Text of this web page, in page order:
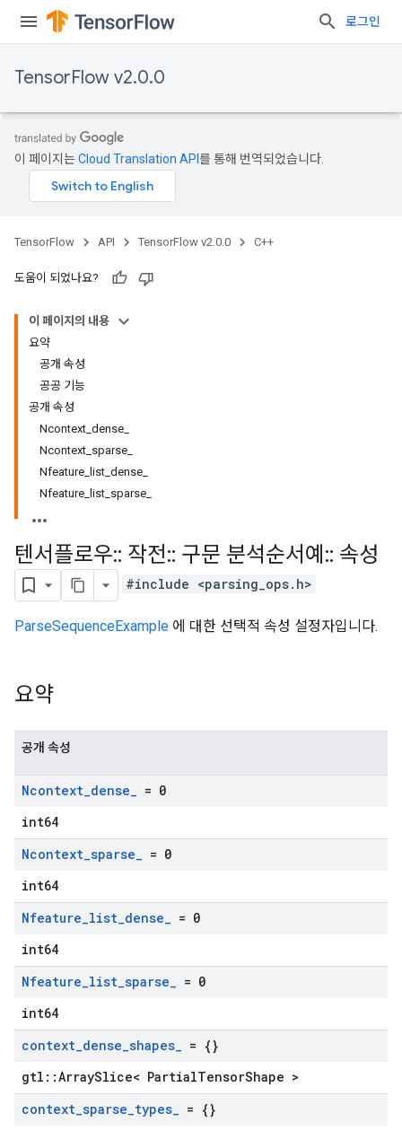
로그인
TensorFlow v2.0.0
이 페이지는Cloud Translation API 를 통해 번역되었습니다.
TensorFlow API TensorFlow v2.0.0 C++
도움이 되었나요?
이 페이지의 내용
요약
공개 속성
공공 기능
공개 속성
Ncontext_dense_
Ncontext_sparse_
Nfeature_list_dense_
Nfeature_list_sparse_
텐서플로우:: 작전:: 구문 분석순서예 :: 속성
#include <parsing_ops.h>
ParseSequenceExample 에 대한 선택적 속성 설정자입니다.
요약
공개 속성
Ncontext_dense_ = 0
int64
Ncontext_sparse_ = 0
int64
Nfeature_list_dense_ = 0
int64
Nfeature_list_sparse_ = 0
int64
context_dense_shapes_ = {}
gtl::ArraySlice< PartialTensorShape >
context_sparse_types_ = {}